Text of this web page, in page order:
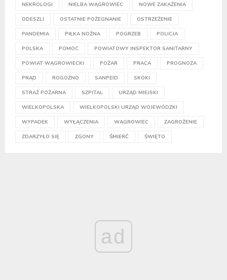
NEKROLOGI NIELBA WĄGROWIEC NOWE ZAKAŻENIA
ODESZLI OSTATNIE POŻEGNANIE OSTRZEŻENIE
PANDEMIA PIŁKA NOŻNA POGRZEB POLICJA
POLSKA POMOC POWIATOWY INSPEKTOR SANITARNY
POWIAT WĄGROWIECKI POŻAR PRACA PROGNOZA
PRĄD ROGOŹNO SANPEID SKOKI
STRAŻ POŻARNA SZPITAL URZĄD MIEJSKI
WIELKOPOLSKA WIELKOPOLSKI URZĄD WOJEWÓDZKI
WYPADEK WYŁĄCZENIA WĄGROWIEC ZAGROŻENIE
ZDARZYŁO SIĘ ZGONY ŚMIERĆ ŚWIĘTO
ad